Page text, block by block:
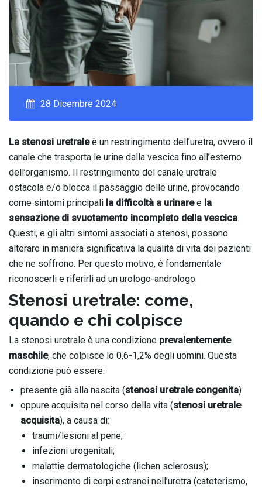
28 Dicembre 2024
La stenosi uretraleè un restringimento dell’uretra, ovvero il
canale che trasporta le urine dalla vescica fino all’esterno
dell’organismo. Il restringimento del canale uretrale
ostacola e/o blocca il passaggio delle urine, provocando
come sintomi principali la difficoltà a urinaree la
sensazione di svuotamento incompleto della vescica.
Questi, e gli altri sintomi associati a stenosi, possono
alterare in maniera significativa la qualità di vita dei pazienti
che ne soffrono. Per questo motivo, è fondamentale
riconoscerli e riferirli ad un urologo-andrologo.
Stenosi uretrale: come,
quando e chi colpisce
La stenosi uretrale è una condizione prevalentemente
maschile, che colpisce lo 0,6-1,2% degli uomini. Questa
condizione può essere:
presente già alla nascita (stenosi uretrale congenita)
oppure acquisita nel corso della vita (stenosi uretrale
acquisita), a causa di:
traumi/lesioni al pene;
infezioni urogenitali;
malattie dermatologiche (lichen sclerosus);
inserimento di corpi estranei nell’uretra (cateterismo,